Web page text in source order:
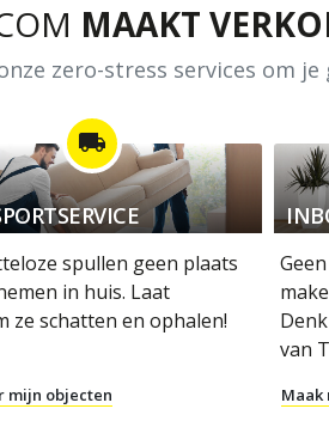
MAAKT
zero-stress services om
local_shipping
spullen geen plaats
in huis. Laat
ze schatten en ophalen!
mijn objecten
van
Maak